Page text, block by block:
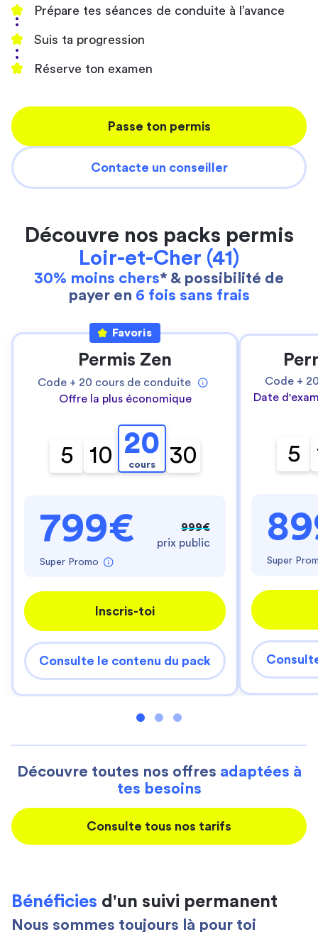
Prépare tes séances de conduite à l’avance
Suis ta progression
Réserve ton examen
Passe ton permis
Contacte un conseiller
Découvre nos packs permis
Loir-et-Cher (41)
30% moins chers* & possibilité de
payer en 6 fois sans frais
Favoris
Permis Zen
Code + 20 cours de conduite
Offre la plus économique
5 10 20
cours 30
799€
Super Promo
999€
prix public
Inscris-toi
Consulte le contenu du pack
Code +
Date
5
Super
Découvre toutes nos offres adaptées à
tes besoins
Consulte tous nos tarifs
Bénéficies d'un suivi permanent
Nous sommes toujours là pour toi